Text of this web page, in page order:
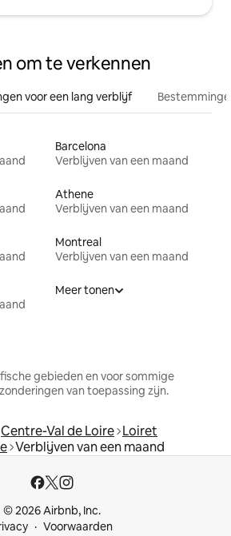
om te verkennen
voor een lang verblijf
Barcelona
Verblijven van een maand
Athene
Verblijven van een maand
Montreal
Verblijven van een maand
Meer tonen
gebieden en voor sommige
van toepassing zijn.
Centre-Val de Loire Loiret
Verblijven van een maand
© 2026 Airbnb, Inc.
Voorwaarden